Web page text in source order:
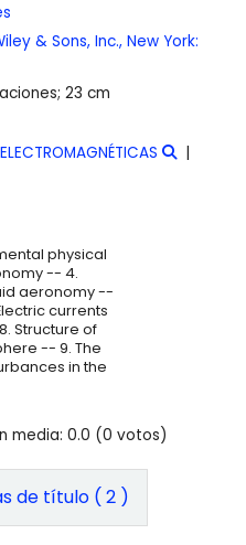
& Sons, Inc., New York:
23 cm
physical
-- 4.
aeronomy --
currents
Structure of
-- 9. The
in the
media: 0.0 (0 votos)
de título ( 2 )